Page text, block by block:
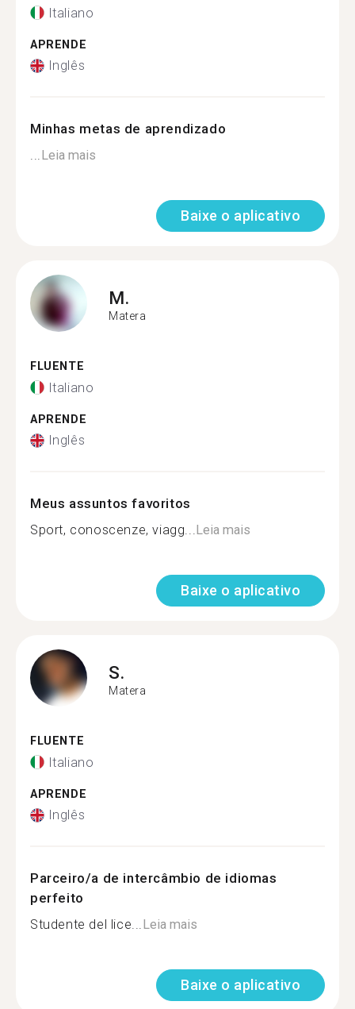
Italiano
APRENDE
Inglês
Minhas metas de aprendizado
...Leia mais
Baixe o aplicativo
M.
Matera
FLUENTE
Italiano
APRENDE
Inglês
Meus assuntos favoritos
Sport, conoscenze, viagg...Leia mais
Baixe o aplicativo
S.
Matera
FLUENTE
Italiano
APRENDE
Inglês
Parceiro/a de intercâmbio de idiomas
perfeito
Studente del lice...Leia mais
Baixe o aplicativo